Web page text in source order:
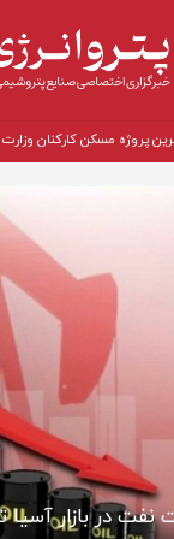
مسکن کارکنان وزارت نفت در
در بازار آسیا